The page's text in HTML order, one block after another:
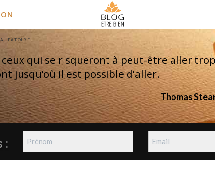
ceux qui se risqueront à peut-être aller
jusqu’où il est possible d’aller.
Thomas
: